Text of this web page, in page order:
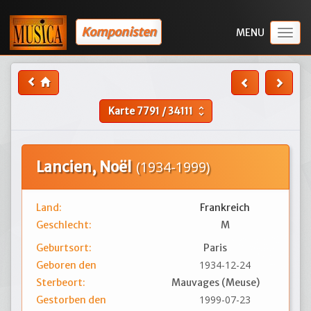
Komponisten
Karte7791 /34111 unfold_more
Lancien, Noël (1934-1999)
Land:
Frankreich
Geschlecht:
M
Geburtsort:
Paris
Geboren den
1934-12-24
Sterbeort:
Mauvages (Meuse)
Gestorben den
1999-07-23